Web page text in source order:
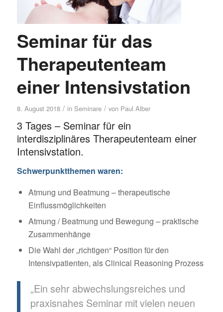
Seminar für das
Therapeutenteam
einer Intensivstation
8. August 2018 / in Seminare / von Paul Alber
3 Tages – Seminar für ein
interdisziplinäres Therapeutenteam einer
Intensivstation.
Schwerpunktthemen waren:
Atmung und Beatmung – therapeutische
Einflussmöglichkeiten
Atmung / Beatmung und Bewegung – praktische
Zusammenhänge
Die Wahl der „richtigen“ Position für den
Intensivpatienten, als Clinical Reasoning Prozess
„Ein sehr abwechslungsreiches und
praxisnahes Seminar mit vielen neuen